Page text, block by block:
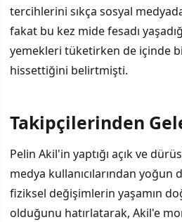
tercihlerini sıkça sosyal
fakat bu kez mide fesadı
yemekleri tüketirken de içinde
hissettiğini belirtmişti.
Takipçilerinden
Pelin Akil'in yaptığı açık ve
medya kullanıcılarından yoğun
fiziksel değişimlerin yaşamın
olduğunu hatırlatarak, Akil'e